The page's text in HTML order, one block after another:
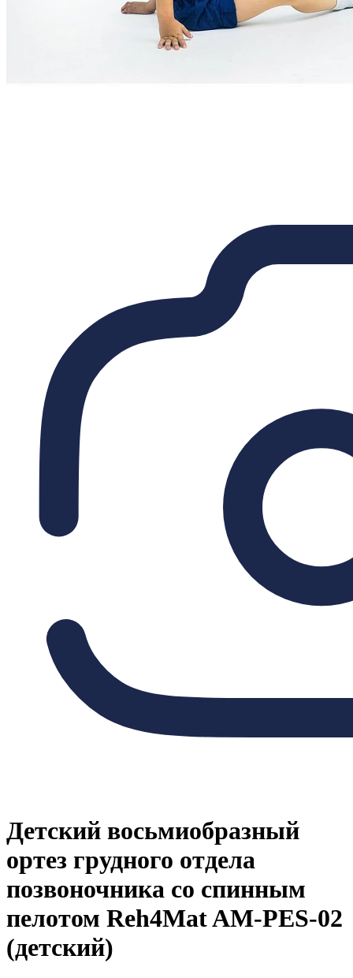
Детский восьмиобразный
ортез грудного отдела
позвоночника со спинным
пелотом Reh4Mat AM-PES-02
(детский)